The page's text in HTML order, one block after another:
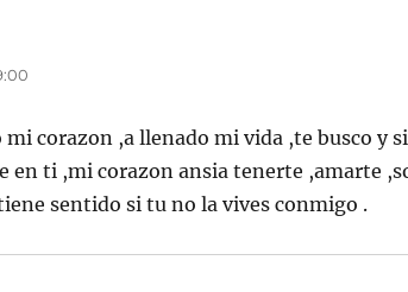
corazon ,a llenado mi vida ,te busco y
en ti ,mi corazon ansia tenerte ,amarte
sentido si tu no la vives conmigo .